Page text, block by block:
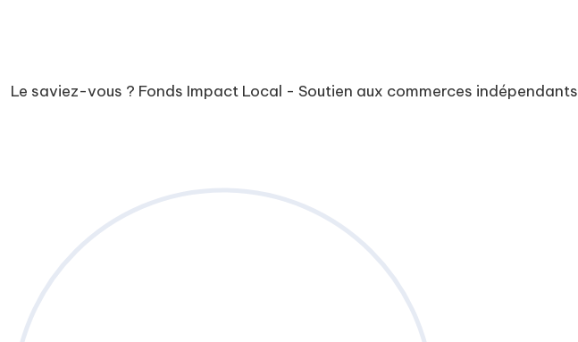
Le saviez-vous ? Fonds Impact Local - Soutien aux commerces indépendants